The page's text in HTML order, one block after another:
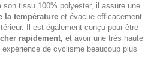
son tissu 100% polyester, il assure une
la température et évacue efficacement
Il est également conçu pour être
rapidement, et avoir une très haute
de cyclisme beaucoup plus